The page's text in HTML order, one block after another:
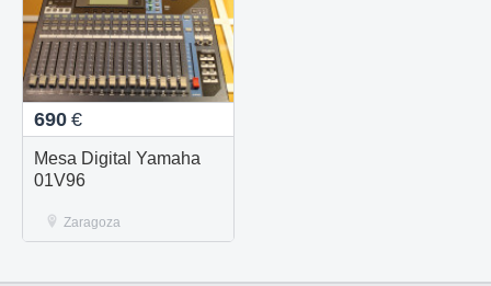
690 €
Mesa Digital Yamaha
01V96
Zaragoza